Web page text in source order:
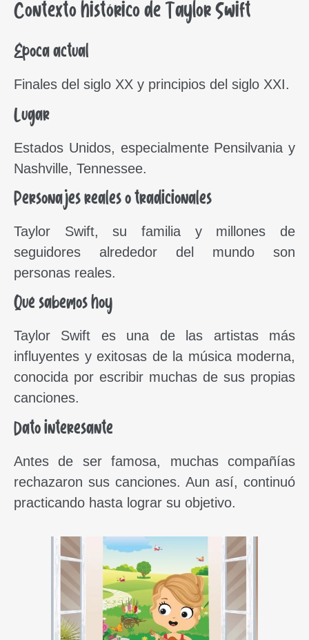
Contexto histórico de Taylor Swift
Época actual
Finales del siglo XX y principios del siglo XXI.
Lugar
Estados Unidos, especialmente Pensilvania y
Nashville, Tennessee.
Personajes reales o tradicionales
Taylor Swift, su familia y millones de
seguidores alrededor del mundo son
personas reales.
Qué sabemos hoy
Taylor Swift es una de las artistas más
influyentes y exitosas de la música moderna,
conocida por escribir muchas de sus propias
canciones.
Dato interesante
Antes de ser famosa, muchas compañías
rechazaron sus canciones. Aun así, continuó
practicando hasta lograr su objetivo.